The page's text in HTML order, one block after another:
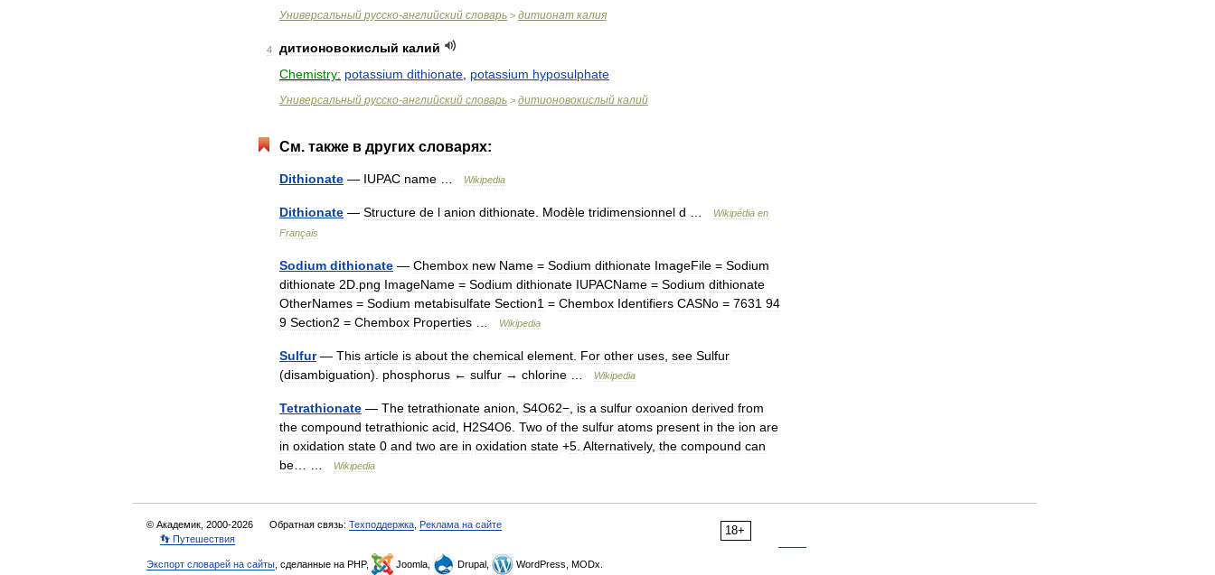
Универсальный русско-английский словарь > дитионат калия
4 дитионовокислый калий
Chemistry: potassium dithionate potassium hyposulphate
Универсальный русско-английский словарь > дитионовокислый калий
См. также в других словарях:
Dithionate — IUPAC name Wikipedia
Dithionate — Structure de l anion dithionate Modèle tridimensionnel d Wikipédia en
Français
Sodium dithionate — Chembox new Name = Sodium dithionate ImageFile = Sodium
dithionate 2D png ImageName = Sodium dithionate IUPACName = Sodium dithionate
OtherNames = Sodium metabisulfate Section1 = Chembox Identifiers CASNo = 7631 94
9 Section2 = Chembox Properties Wikipedia
Sulfur— This article is about the chemical element For other uses see Sulfur
(disambiguation). phosphorus ← sulfur → chlorine Wikipedia
Tetrathionate — The tetrathionate anion S4O62− is a sulfur oxoanion derived from
the compound tetrathionic acid H2S4O6 Two of the sulfur atoms present in the ion are
in oxidation state 0 and two are in oxidation state +5 Alternatively, the compound can
be
Wikipedia
18+
© Академик, 2000-2026 Обратная связь: Техподдержка Реклама на сайте
👣 Путешествия
Экспорт словарей на сайты , сделанные на PHP, Joomla, Drupal, WordPress, MODx.